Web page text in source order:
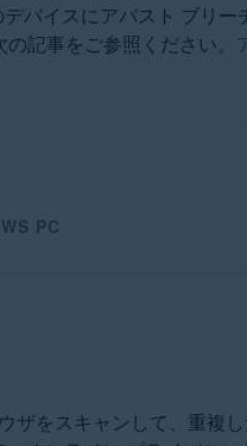
/ Education
/ Education - 32 / 64 ビット
バイスにアバスト ブリ
記事をご参照ください。
PC
ザをスキャンして、重複